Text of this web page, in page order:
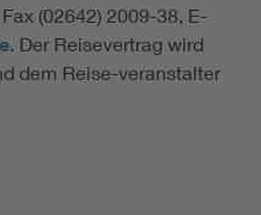
(02642) 2009-38, E-
. Der Reisevertrag wird
dem Reise-veranstalter